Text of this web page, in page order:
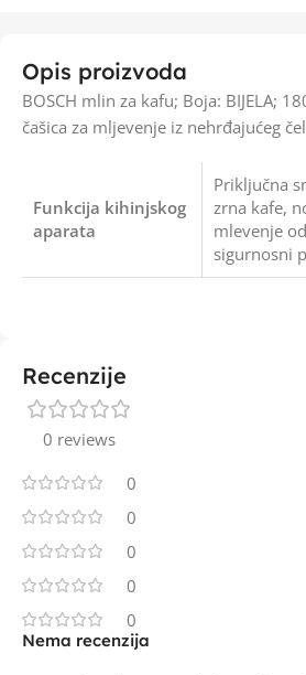
Opis proizvoda
BOSCH mlin za kafu; Boja: BIJELA;
čašica za mljevenje iz nehrđajućeg
Funkcija kihinjskog
aparata
Priključna
zrna kafe,
mlevenje
sigurnosni
Recenzije
0 reviews
0
0
0
0
0
Nema recenzija